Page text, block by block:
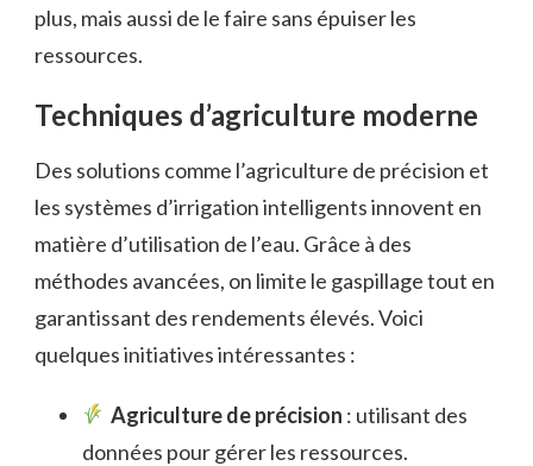
plus, mais aussi de le faire sans épuiser les
ressources.
Techniques d’agriculture moderne
Des solutions comme l’agriculture de précision et
les systèmes d’irrigation intelligents innovent en
matière d’utilisation de l’eau. Grâce à des
méthodes avancées, on limite le gaspillage tout en
garantissant des rendements élevés. Voici
quelques initiatives intéressantes :
Agriculture de précision : utilisant des
données pour gérer les ressources.